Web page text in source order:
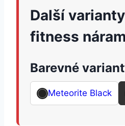
Další
fitness
Barevné
Meteorite Black